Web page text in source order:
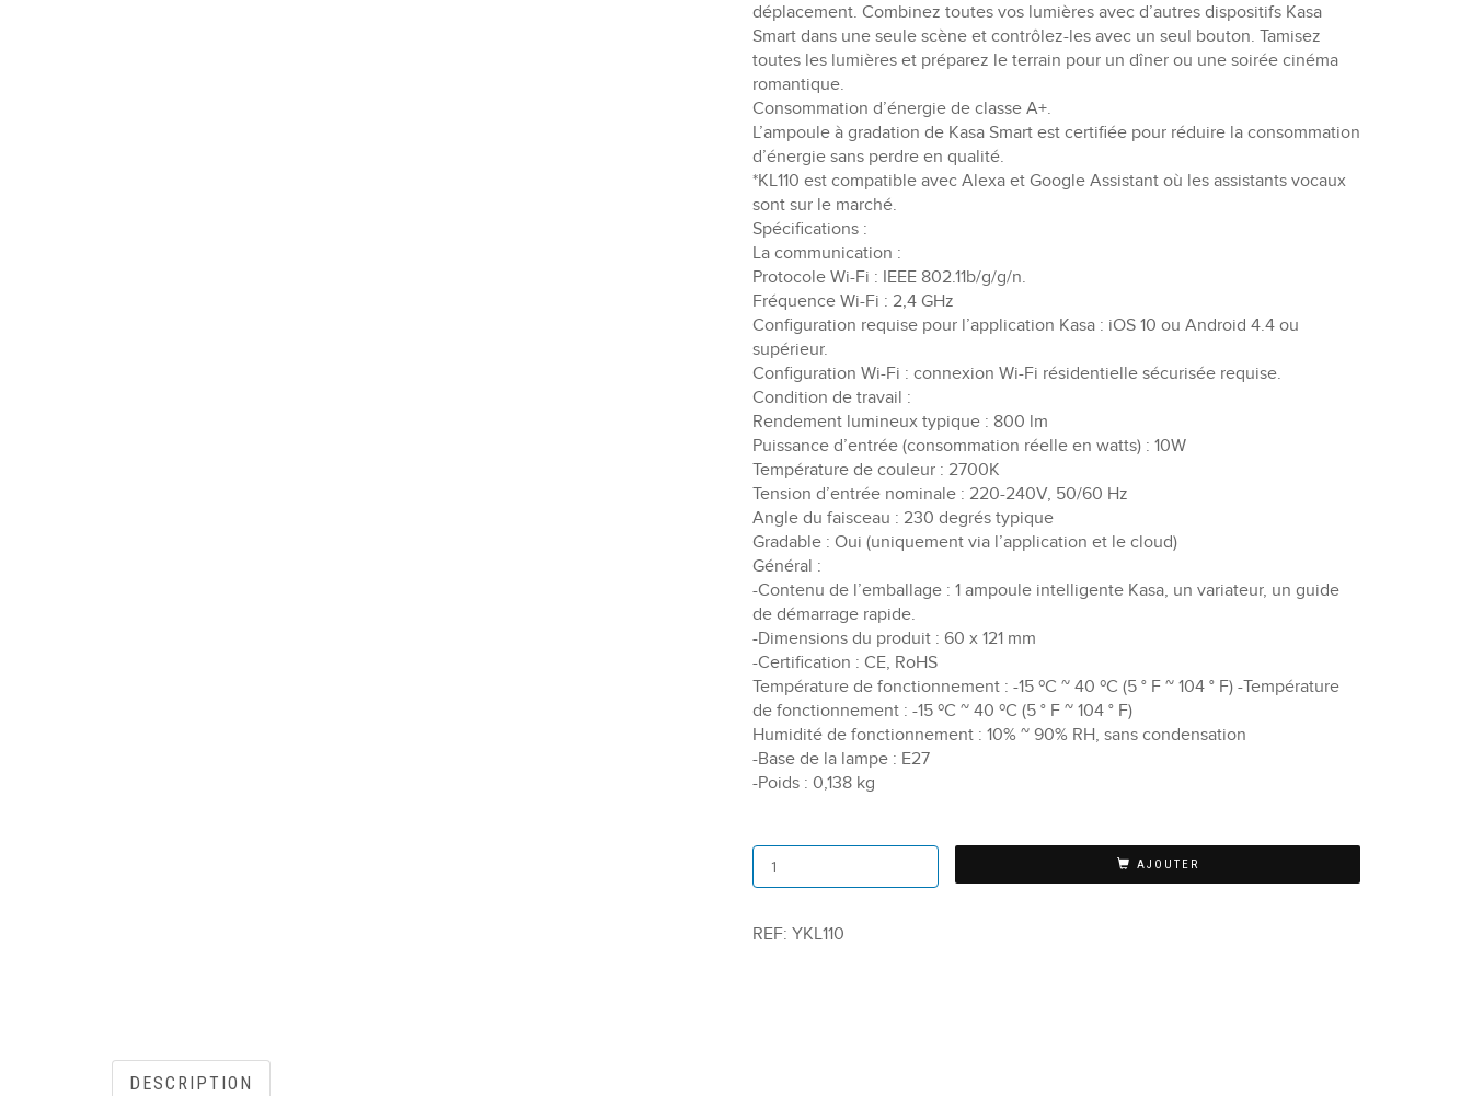
déplacement. Combinez toutes vos lumières avec d’autres dispositifs Kasa
Smart dans une seule scène et contrôlez-les avec un seul bouton. Tamisez
toutes les lumières et préparez le terrain pour un dîner ou une soirée cinéma
romantique.
Consommation d’énergie de classe A+.
L’ampoule à gradation de Kasa Smart est certifiée pour réduire la consommation
d’énergie sans perdre en qualité.
*KL110 est compatible avec Alexa et Google Assistant où les assistants vocaux
sont sur le marché.
Spécifications :
La communication :
Protocole Wi-Fi : IEEE 802.11b/g/g/n.
Fréquence Wi-Fi : 2,4 GHz
Configuration requise pour l’application Kasa : iOS 10 ou Android 4.4 ou
supérieur.
Configuration Wi-Fi : connexion Wi-Fi résidentielle sécurisée requise.
Condition de travail :
Rendement lumineux typique : 800 lm
Puissance d’entrée (consommation réelle en watts) : 10W
Température de couleur : 2700K
Tension d’entrée nominale : 220-240V, 50/60 Hz
Angle du faisceau : 230 degrés typique
Gradable : Oui (uniquement via l’application et le cloud)
Général :
-Contenu de l’emballage : 1 ampoule intelligente Kasa, un variateur, un guide
de démarrage rapide.
-Dimensions du produit : 60 x 121 mm
-Certification : CE, RoHS
Température de fonctionnement : -15 ºC ~ 40 ºC (5 ° F ~ 104 ° F) -Température
de fonctionnement : -15 ºC ~ 40 ºC (5 ° F ~ 104 ° F)
Humidité de fonctionnement : 10% ~ 90% RH, sans condensation
-Base de la lampe : E27
-Poids : 0,138 kg
AJOUTER
REF: YKL110
DESCRIPTION